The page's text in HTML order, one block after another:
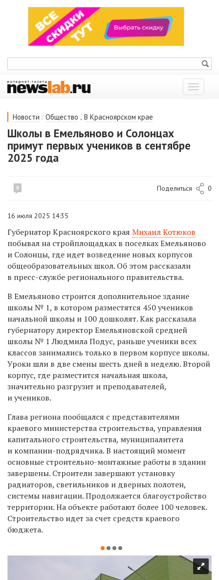
Показать
меню
Новости / Общество , В Красноярском крае
Школы в Емельяново и Солонцах
примут первых учеников в сентябре
2025 года
0 Поделиться 0
16 июля 2025 14:35
Губернатор Красноярского края Михаил Котюков
побывал на стройплощадках в поселках Емельяново
и Солонцы, где идет возведение новых корпусов
общеобразовательных школ. Об этом рассказали
в пресс-службе регионального правительства.
В Емельяново строится дополнительное здание
школы № 1, в котором разместятся 450 учеников
начальной школы и 100 дошколят. Как рассказала
губернатору директор Емельяновской средней
школы № 1 Людмила Подус, раньше ученики всех
классов занимались только в первом корпусе школы.
Уроки шли в две смены шесть дней в неделю. Второй
корпус, где разместится начальная школа,
значительно разгрузит и преподавателей,
и учеников.
Глава региона пообщался с представителями
краевого министерства строительства, управления
капитального строительства, муниципалитета
и компании-подрядчика. В настоящий момент
основные строительно-монтажные работы в здании
завершены. Строители завершают установку
радиаторов, светильников и дверных полотен,
системы навигации. Продолжается благоустройство
территории. На объекте работают более 100 человек.
Строительство идет за счет средств краевого
бюджета.